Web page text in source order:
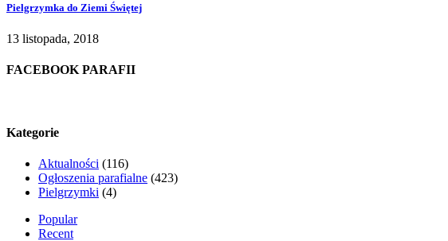
Pielgrzymka do Ziemi Świętej
13 listopada, 2018
FACEBOOK PARAFII
Kategorie
Aktualności (116)
Ogłoszenia parafialne (423)
Pielgrzymki (4)
Popular
Recent